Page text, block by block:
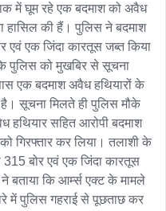
में घूम रहे एक बदमाश को अवैध
हासिल की हैं। पुलिस ने बदमाश
एक जिंदा कारतूस जब्त किया
पुलिस को मुखबिर से सूचना
एक बदमाश अवैध हथियारों के
सूचना मिलते ही पुलिस मौके
हथियार सहित आरोपी बदमाश
गिरफ्तार कर लिया। तलाशी के
बोर एवं एक जिंदा कारतूस
बताया कि आर्म्स एक्ट के मामले
में पुलिस गहराई से पूछताछ कर